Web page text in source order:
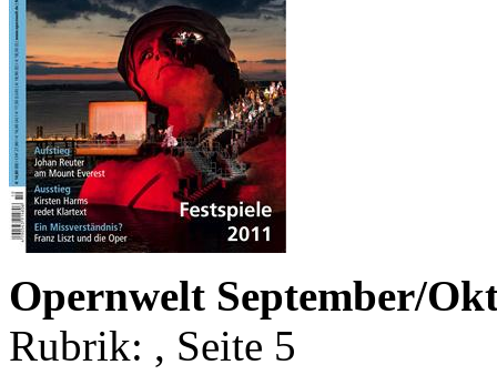
Opernwelt September/
Rubrik: , Seite 5